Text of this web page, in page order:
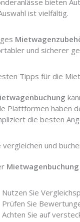
bieten
ist vielfältig.
und sicherer
Tipps für die
Plattformen haben
die besten
vergleichen und
Mietwagenbuchung
Nutzen Sie
Prüfen Sie
Achten Sie auf